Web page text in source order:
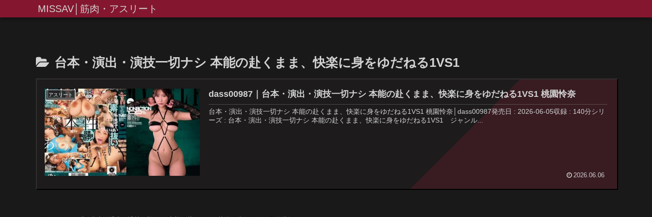
MISSAV│筋肉・アスリート
台本・演出・演技一切ナシ 本能の赴くまま、快楽に身をゆだねる1VS1
アスリート dass00987｜台本・演出・演技一切ナシ 本能の赴くまま、快楽に身をゆだねる1VS1 桃園怜奈
台本・演出・演技一切ナシ 本能の赴くまま、快楽に身をゆだねる1VS1 桃園怜奈│dass00987発売日 : 2026-06-05収録 : 140分シリ
ーズ : 台本・演出・演技一切ナシ 本能の赴くまま、快楽に身をゆだねる1VS1 ジャンル...
2026.06.06